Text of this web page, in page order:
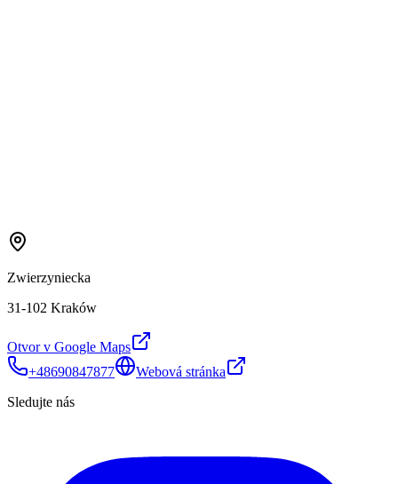
Zwierzyniecka
31-102 Kraków
Otvor v Google Maps
+48690847877
Webová stránka
Sledujte nás